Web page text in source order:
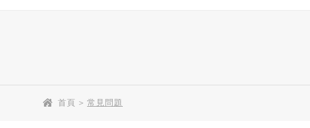
首頁 > 常見問題